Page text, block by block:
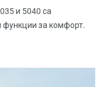
и 5040 са
функции за комфорт.